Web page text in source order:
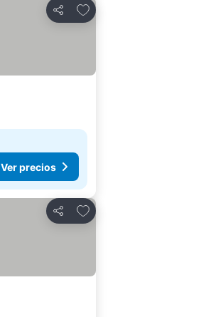
Compartir
Agregar a favoritos
Ver precios
Compartir
Agregar a favoritos